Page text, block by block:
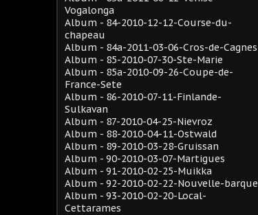
Vogalonga
Album - 84-2010-12-12-Course-du-
chapeau
Album - 84a-2011-03-06-Cros-de-Cagnes
Album - 85-2010-07-30-Ste-Marie
Album - 85a-2010-09-26-Coupe-de-
France-Sete
Album - 86-2010-07-11-Finlande-
Sulkavan
Album - 87-2010-04-25-Nievroz
Album - 88-2010-04-11-Ostwald
Album - 89-2010-03-28-Gruissan
Album - 90-2010-03-07-Martigues
Album - 91-2010-02-25-Muikka
Album - 92-2010-02-22-Nouvelle-barque
Album - 93-2010-02-20-Local-
Cettarames